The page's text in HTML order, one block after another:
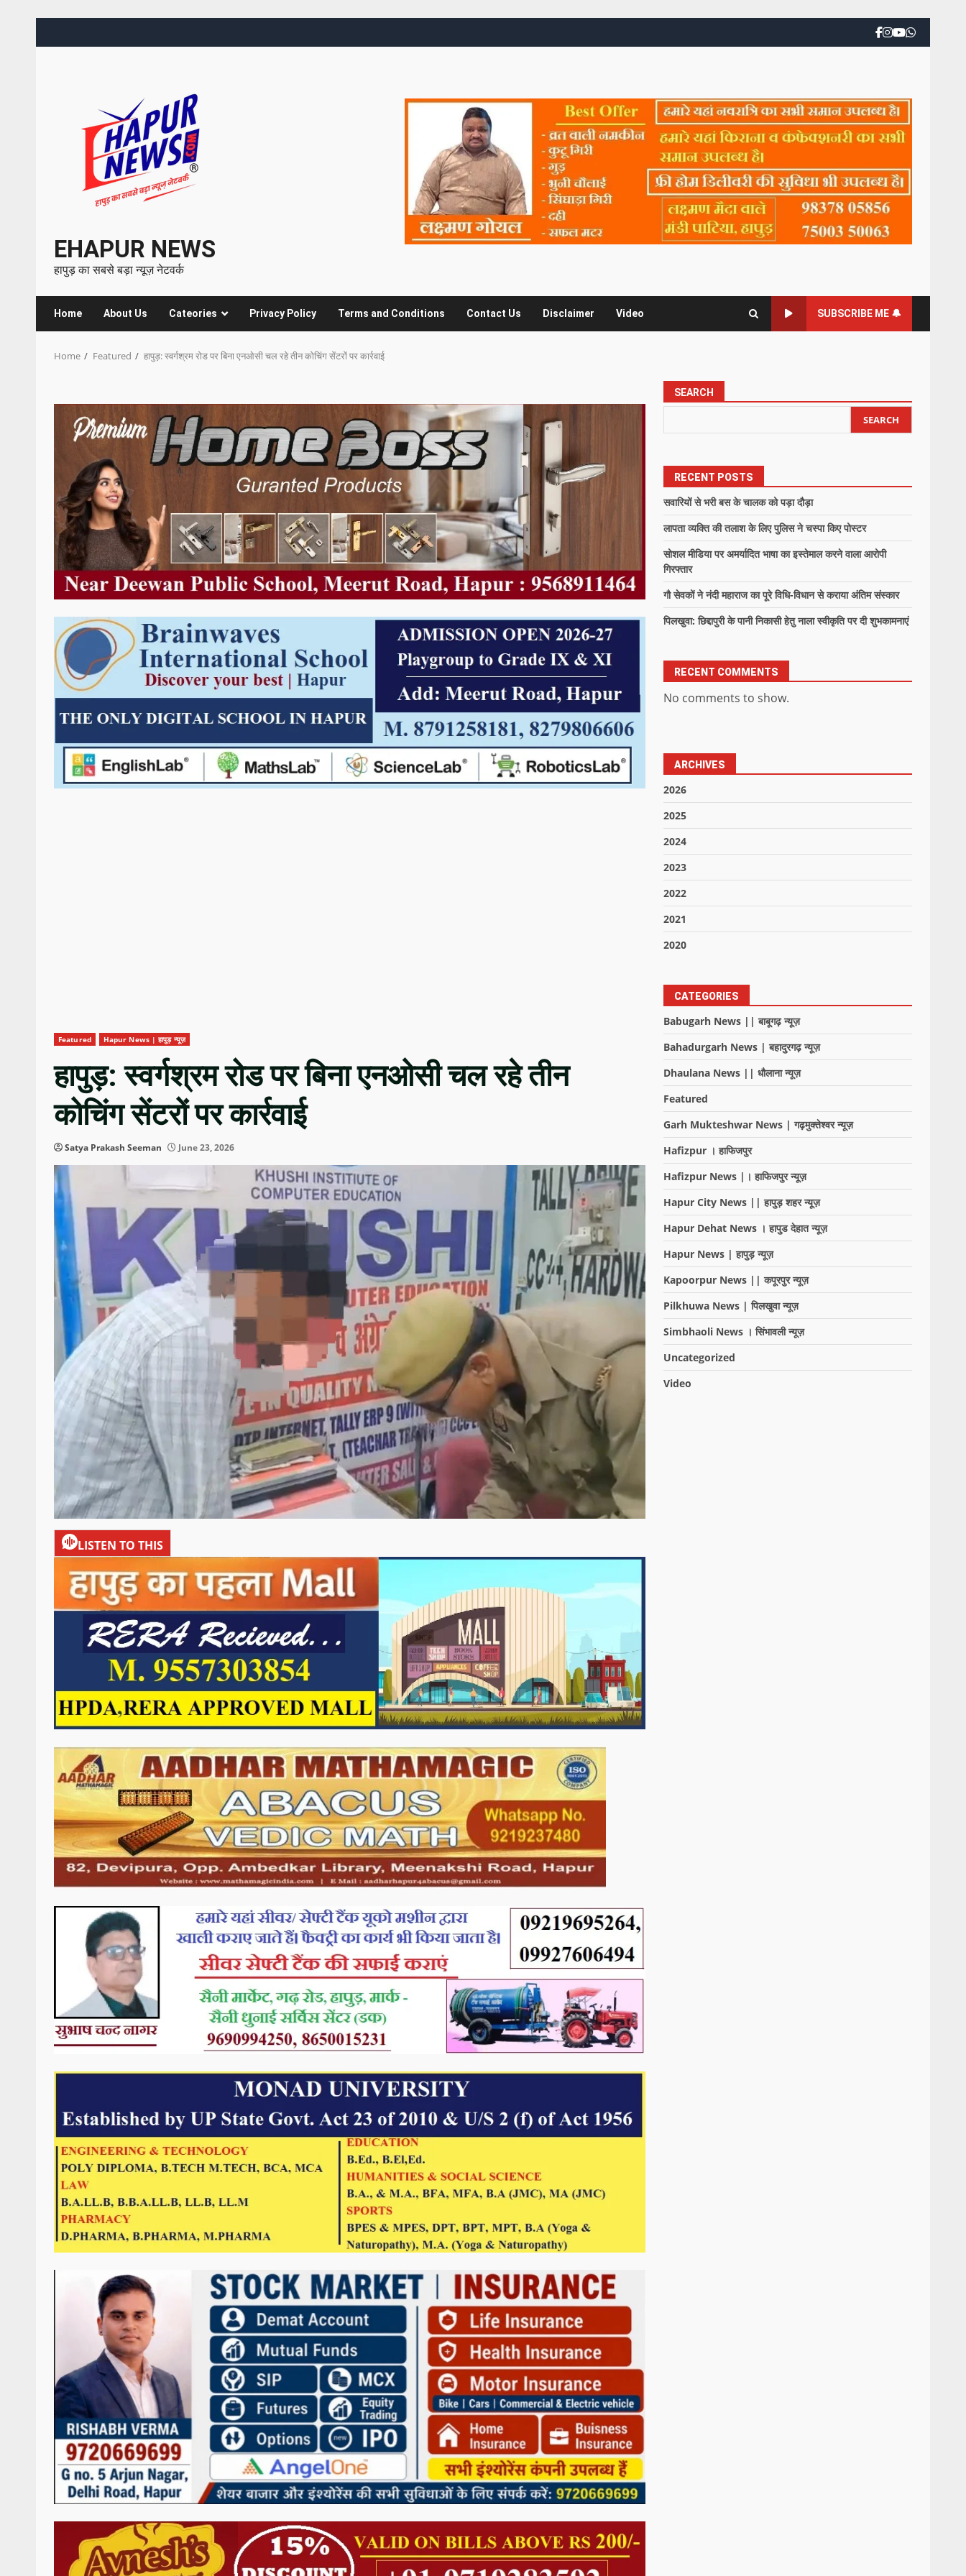
EHAPUR NEWS
हापुड़ का सबसे बड़ा न्यूज़ नेटवर्क
Home About Us Cateories Privacy Policy Terms and Conditions Contact Us Disclaimer Video SUBSCRIBE ME 🔔
Home Featured हापुड़: स्वर्गश्रम रोड पर बिना एनओसी चल रहे तीन कोचिंग सेंटरों पर कार्रवाई
Featured Hapur News | हापुड़ न्यूज़
हापुड़: स्वर्गश्रम रोड पर बिना एनओसी चल रहे तीन
कोचिंग सेंटरों पर कार्रवाई
Satya Prakash Seeman June 23, 2026
LISTEN TO THIS
SEARCH
SEARCH
RECENT POSTS
सवारियों से भरी बस के चालक को पड़ा दौड़ा
लापता व्यक्ति की तलाश के लिए पुलिस ने चस्पा किए पोस्टर
सोशल मीडिया पर अमर्यादित भाषा का इस्तेमाल करने वाला आरोपी
गिरफ्तार
गौ सेवकों ने नंदी महाराज का पूरे विधि-विधान से कराया अंतिम संस्कार
पिलखुवा: छिद्दापुरी के पानी निकासी हेतु नाला स्वीकृति पर दी शुभकामनाएं
RECENT COMMENTS
No comments to show.
ARCHIVES
2026
2025
2024
2023
2022
2021
2020
CATEGORIES
Babugarh News || बाबूगढ़ न्यूज़
Bahadurgarh News | बहादुरगढ़ न्यूज़
Dhaulana News || धौलाना न्यूज़
Featured
Garh Mukteshwar News | गढ़मुक्तेश्वर न्यूज़
Hafizpur । हाफिजपुर
Hafizpur News |। हाफिजपुर न्यूज़
Hapur City News || हापुड़ शहर न्यूज़
Hapur Dehat News । हापुड देहात न्यूज़
Hapur News | हापुड़ न्यूज़
Kapoorpur News || कपूरपुर न्यूज़
Pilkhuwa News | पिलखुवा न्यूज़
Simbhaoli News । सिंभावली न्यूज़
Uncategorized
Video